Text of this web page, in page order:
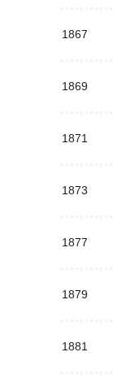
1867
1869
1871
1873
1877
1879
1881